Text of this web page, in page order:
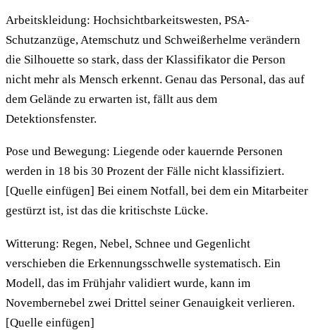
Arbeitskleidung: Hochsichtbarkeitswesten, PSA-
Schutzanzüge, Atemschutz und Schweißerhelme verändern
die Silhouette so stark, dass der Klassifikator die Person
nicht mehr als Mensch erkennt. Genau das Personal, das auf
dem Gelände zu erwarten ist, fällt aus dem
Detektionsfenster.
Pose und Bewegung: Liegende oder kauernde Personen
werden in 18 bis 30 Prozent der Fälle nicht klassifiziert.
[Quelle einfügen] Bei einem Notfall, bei dem ein Mitarbeiter
gestürzt ist, ist das die kritischste Lücke.
Witterung: Regen, Nebel, Schnee und Gegenlicht
verschieben die Erkennungsschwelle systematisch. Ein
Modell, das im Frühjahr validiert wurde, kann im
Novembernebel zwei Drittel seiner Genauigkeit verlieren.
[Quelle einfügen]